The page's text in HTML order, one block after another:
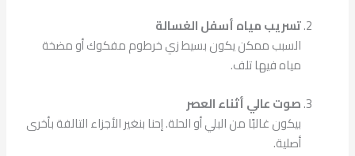
تسريب مياه أسفل الغسالة
السبب ممكن يكون بسيط زي خرطوم مفكوك أو مضخة
مياه فيها تلف.
صوت عالي أثناء العصر
بيكون غالبًا من البلي أو الحلة. إحنا بنغير الأجزاء التالفة بأخرى
أصلية.